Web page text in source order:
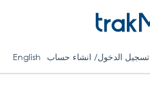
تسجيل الدخول/ انشاء حساب English